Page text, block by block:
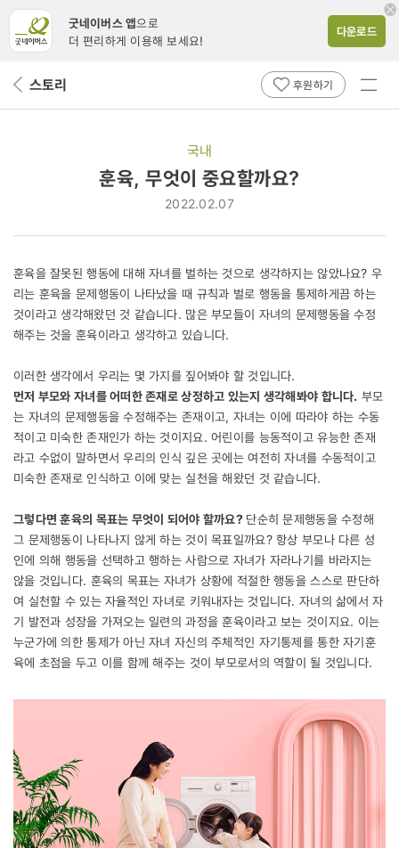
굿네이버스 앱으로
더 편리하게 이용해 보세요!
다운로드
뒤 스토리 후원하기
전체
국내
훈육, 무엇이 중요할까요?
2022.02.07
훈육을 잘못된 행동에 대해 자녀를 벌하는 것으로 생각하지는 않았나요? 우
리는 훈육을 문제행동이 나타났을 때 규칙과 벌로 행동을 통제하게끔 하는
것이라고 생각해왔던 것 같습니다. 많은 부모들이 자녀의 문제행동을 수정
해주는 것을 훈육이라고 생각하고 있습니다.
이러한 생각에서 우리는 몇 가지를 짚어봐야 할 것입니다.
먼저 부모와 자녀를 어떠한 존재로 상정하고 있는지 생각해봐야 합니다. 부모
는 자녀의 문제행동을 수정해주는 존재이고, 자녀는 이에 따라야 하는 수동
적이고 미숙한 존재인가 하는 것이지요. 어린이를 능동적이고 유능한 존재
라고 수없이 말하면서 우리의 인식 깊은 곳에는 여전히 자녀를 수동적이고
미숙한 존재로 인식하고 이에 맞는 실천을 해왔던 것 같습니다.
그렇다면 훈육의 목표는 무엇이 되어야 할까요? 단순히 문제행동을 수정해
그 문제행동이 나타나지 않게 하는 것이 목표일까요? 항상 부모나 다른 성
인에 의해 행동을 선택하고 행하는 사람으로 자녀가 자라나기를 바라지는
않을 것입니다. 훈육의 목표는 자녀가 상황에 적절한 행동을 스스로 판단하
여 실천할 수 있는 자율적인 자녀로 키워내자는 것입니다. 자녀의 삶에서 자
기 발전과 성장을 가져오는 일련의 과정을 훈육이라고 보는 것이지요. 이는
누군가에 의한 통제가 아닌 자녀 자신의 주체적인 자기통제를 통한 자기훈
육에 초점을 두고 이를 함께 해주는 것이 부모로서의 역할이 될 것입니다.